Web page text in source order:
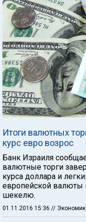
Итоги валютных
курс евро возрос
Банк Израиля
валютные торги
курса доллара и
европейской валюты
шекелю.
01.11.2016 15:36 //